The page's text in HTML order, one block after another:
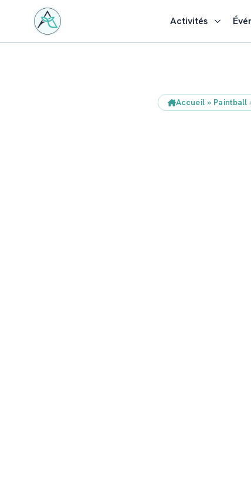
Activités
Accueil» Paintball